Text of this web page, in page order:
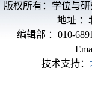
版权所有：学位与
地址 ：
编辑部 ：010-
技术支持：